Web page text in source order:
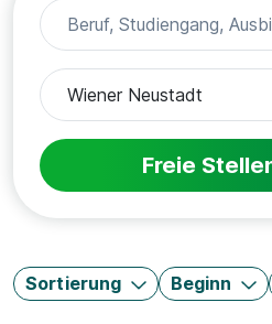
Freie
Sortierung Beginn